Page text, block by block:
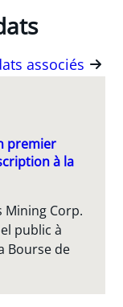
associés
premier
à la
Mining Corp.
public à
Bourse de